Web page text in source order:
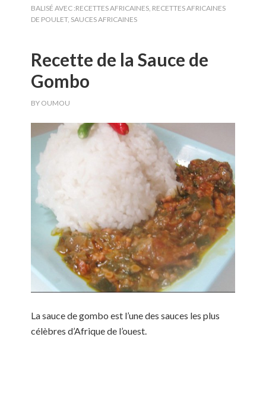
BALISÉ AVEC :RECETTES AFRICAINES RECETTES AFRICAINES
DE POULET, SAUCES AFRICAINES
Recette de la Sauce de
Gombo
BY OUMOU
La sauce de gombo est l’une des sauces les plus
célèbres d’Afrique de l’ouest.